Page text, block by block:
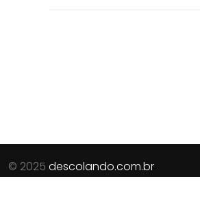
© 2025 descolando.com.br